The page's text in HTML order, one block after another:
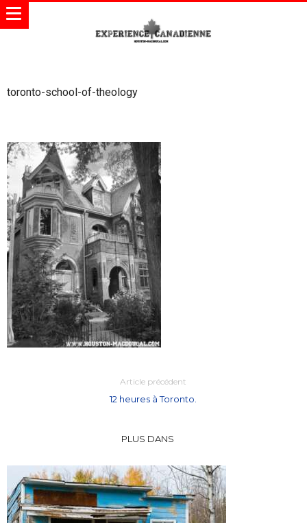
toronto-school-of-theology
Article précédent
12 heures à Toronto.
PLUS DANS